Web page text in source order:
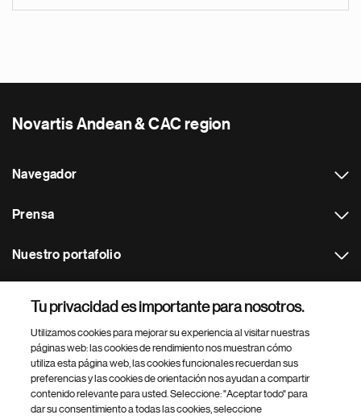
Novartis Andean & CAC region
Navegador
Prensa
Nuestro portafolio
Footer Site Search
Tu privacidad es importante para nosotros.
Utilizamos cookies para mejorar su experiencia al visitar nuestras
páginas web: las cookies de rendimiento nos muestran cómo
utiliza esta página web, las cookies funcionales recuerdan sus
preferencias y las cookies de orientación nos ayudan a compartir
contenido relevante para usted. Seleccione: "Aceptar todo" para
dar su consentimiento a todas las cookies, seleccione